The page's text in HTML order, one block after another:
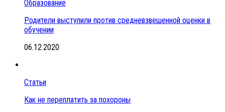
Образование
Родители выступили против средневзвешенной оценки в
обучении
06.12.2020
Статьи
Как не переплатить за похороны